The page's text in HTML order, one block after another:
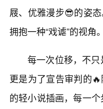
屐、优雅漫步😎的姿
拥抱一种“戏谑”的视角。
每一次位移，不只
更是为了宣告审判的
的轻小说插画，每一